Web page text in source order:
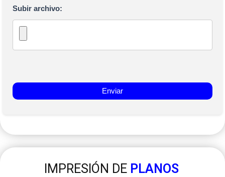
Subir archivo:
IMPRESIÓN DE PLANOS